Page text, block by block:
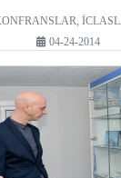
04-24-2014